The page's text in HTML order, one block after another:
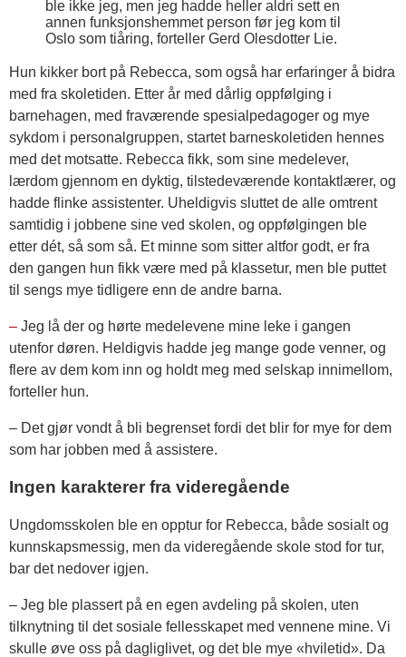
ble ikke jeg, men jeg hadde heller aldri sett en
annen funksjonshemmet person før jeg kom til
Oslo som tiåring, forteller Gerd Olesdotter Lie.
Hun kikker bort på Rebecca, som også har erfaringer å bidra
med fra skoletiden. Etter år med dårlig oppfølging i
barnehagen, med fraværende spesialpedagoger og mye
sykdom i personalgruppen, startet barneskoletiden hennes
med det motsatte. Rebecca fikk, som sine medelever,
lærdom gjennom en dyktig, tilstedeværende kontaktlærer, og
hadde flinke assistenter. Uheldigvis sluttet de alle omtrent
samtidig i jobbene sine ved skolen, og oppfølgingen ble
etter dét, så som så. Et minne som sitter altfor godt, er fra
den gangen hun fikk være med på klassetur, men ble puttet
til sengs mye tidligere enn de andre barna.
– Jeg lå der og hørte medelevene mine leke i gangen
utenfor døren. Heldigvis hadde jeg mange gode venner, og
flere av dem kom inn og holdt meg med selskap innimellom,
forteller hun.
– Det gjør vondt å bli begrenset fordi det blir for mye for dem
som har jobben med å assistere.
Ingen karakterer fra videregående
Ungdomsskolen ble en opptur for Rebecca, både sosialt og
kunnskapsmessig, men da videregående skole stod for tur,
bar det nedover igjen.
– Jeg ble plassert på en egen avdeling på skolen, uten
tilknytning til det sosiale fellesskapet med vennene mine. Vi
skulle øve oss på dagliglivet, og det ble mye «hviletid». Da